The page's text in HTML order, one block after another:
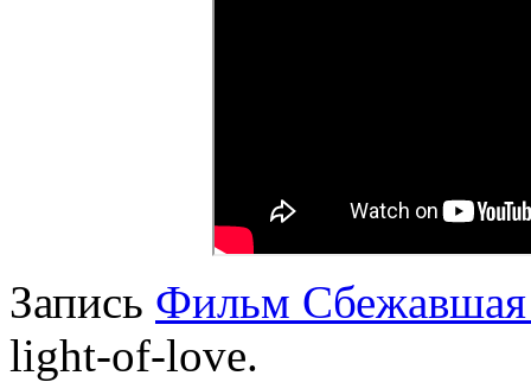
Запись Фильм Сбежавшая
light-of-love.